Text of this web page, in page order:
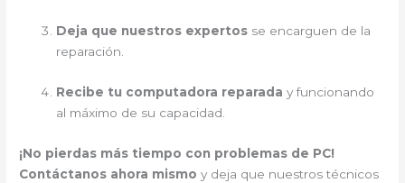
Deja que nuestros expertos se encarguen de la
reparación.
Recibe tu computadora reparada y funcionando
al máximo de su capacidad.
¡No pierdas más tiempo con problemas de PC!
Contáctanos ahora mismo y deja que nuestros técnicos